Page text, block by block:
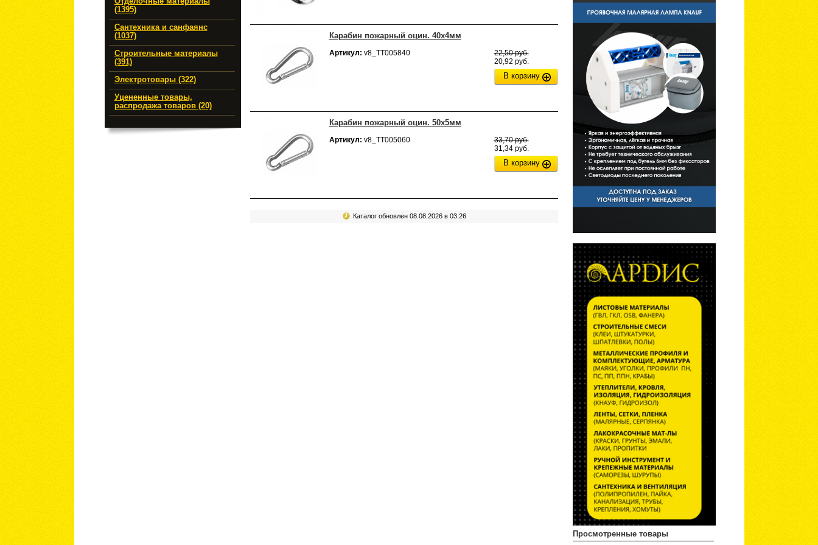
Просмотренные товары
(1395)
Сантехника и санфаянс
(1037)
Строительные материалы
(391)
Электротовары (322)
Уцененные товары,
распродажа товаров (20)
Карабин пожарный оцин. 40х4мм
Артикул: v8_ТТ005840
22,50 руб.
20,92 руб.
В корзину
Карабин пожарный оцин. 50x5мм
Артикул: v8_ТТ005060
33,70 руб.
31,34 руб.
В корзину
Каталог обновлен 08.08.2026 в 03:26